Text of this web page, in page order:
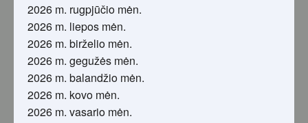
2026 m. rugpjūčio mėn.
2026 m. liepos mėn.
2026 m. birželio mėn.
2026 m. gegužės mėn.
2026 m. balandžio mėn.
2026 m. kovo mėn.
2026 m. vasario mėn.